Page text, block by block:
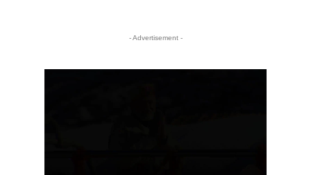
- Advertisement -